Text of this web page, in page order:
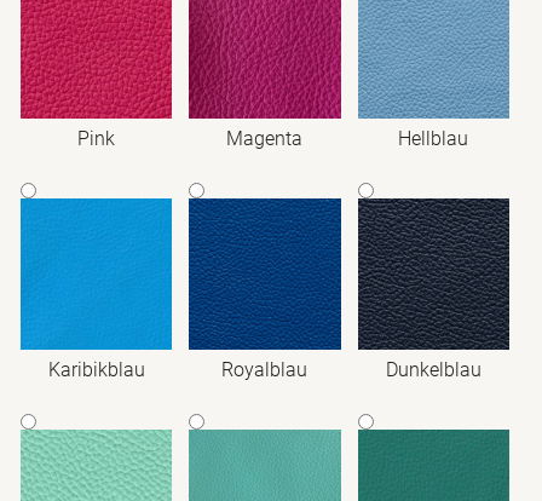
Pink Magenta Hellblau
Karibikblau Royalblau Dunkelblau